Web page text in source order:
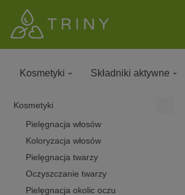
Kosmetyki Składniki aktywne
Kosmetyki
Pielęgnacja włosów
Koloryzacja włosów
Pielęgnacja twarzy
Oczyszczanie twarzy
Pielęgnacja okolic oczu